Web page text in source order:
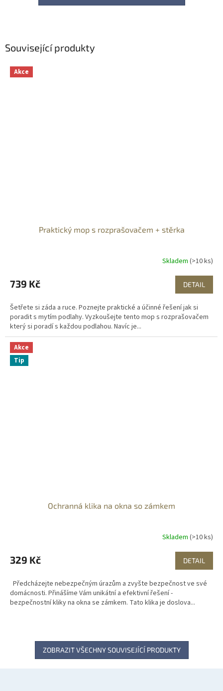
Související produkty
Akce
Praktický mop s rozprašovačem + stěrka
Skladem (>10 ks)
739 Kč DETAIL
Šetřete si záda a ruce. Poznejte praktické a účinné řešení jak si
poradit s mytím podlahy. Vyzkoušejte tento mop s rozprašovačem
který si poradí s každou podlahou. Navíc je...
Akce
Tip
Ochranná klika na okna so zámkem
Skladem (>10 ks)
329 Kč DETAIL
Předcházejte nebezpečným úrazům a zvyšte bezpečnost ve své
domácnosti. Přinášíme Vám unikátní a efektivní řešení -
bezpečnostní kliky na okna se zámkem. Tato klika je doslova...
ZOBRAZIT VŠECHNY SOUVISEJÍCÍ PRODUKTY